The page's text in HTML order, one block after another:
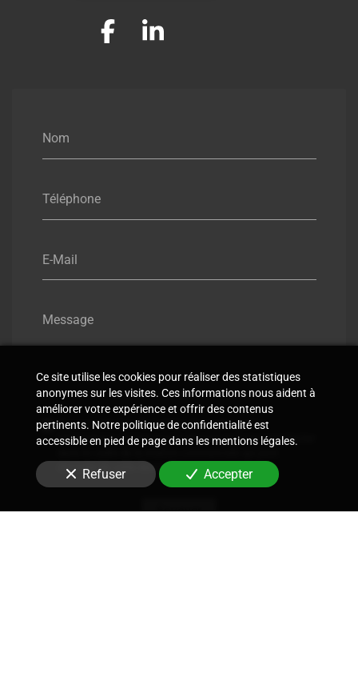
Nom
Téléphone
E-Mail
Message
En soumettant ce formulaire, j'accepte que les
informations saisies soient utilisées pour me recontacter
découler de cette demande.
Envoyer
Ce site utilise les cookies pour réaliser des statistiques
anonymes sur les visites. Ces informations nous aident à
améliorer votre expérience et offrir des contenus
pertinents. Notre politique de confidentialité est
accessible en pied de page dans les mentions légales.
Refuser Accepter